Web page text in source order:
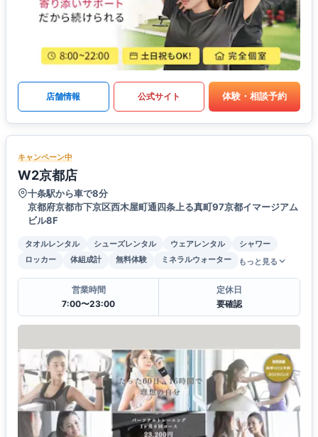
店舗情報 公式サイト 体験・相談予約
キャンペーン中
W2京都店
十条駅から車で8分
京都府京都市下京区西木屋町通四条上る真町97京都イマージアム
ビル8F
タオルレンタル シューズレンタル ウェアレンタル
シャワー
ロッカー
体組成計 無料体験 ミネラルウォーター もっと見る
営業時間
7:00〜23:00
定休日
要確認